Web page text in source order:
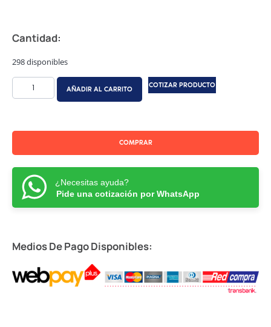
Cantidad:
298 disponibles
AÑADIR AL CARRITO COTIZAR PRODUCTO
COMPRAR
¿Necesitas ayuda?
Pide una cotización por WhatsApp
Medios De Pago Disponibles: